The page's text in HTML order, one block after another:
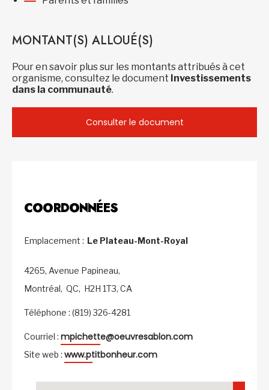
MONTANT(S) ALLOUÉ(S)
Pour en savoir plus sur les montants attribués à cet
organisme, consultez le document Investissements
dans la communauté.
Consulter le document
COORDONNÉES
Emplacement : Le Plateau-Mont-Royal
4265, Avenue Papineau,
Montréal, QC, H2H 1T3, CA
Téléphone : (819) 326-4281
Courriel : mpichette@oeuvresablon.com
Site web : www.ptitbonheur.com